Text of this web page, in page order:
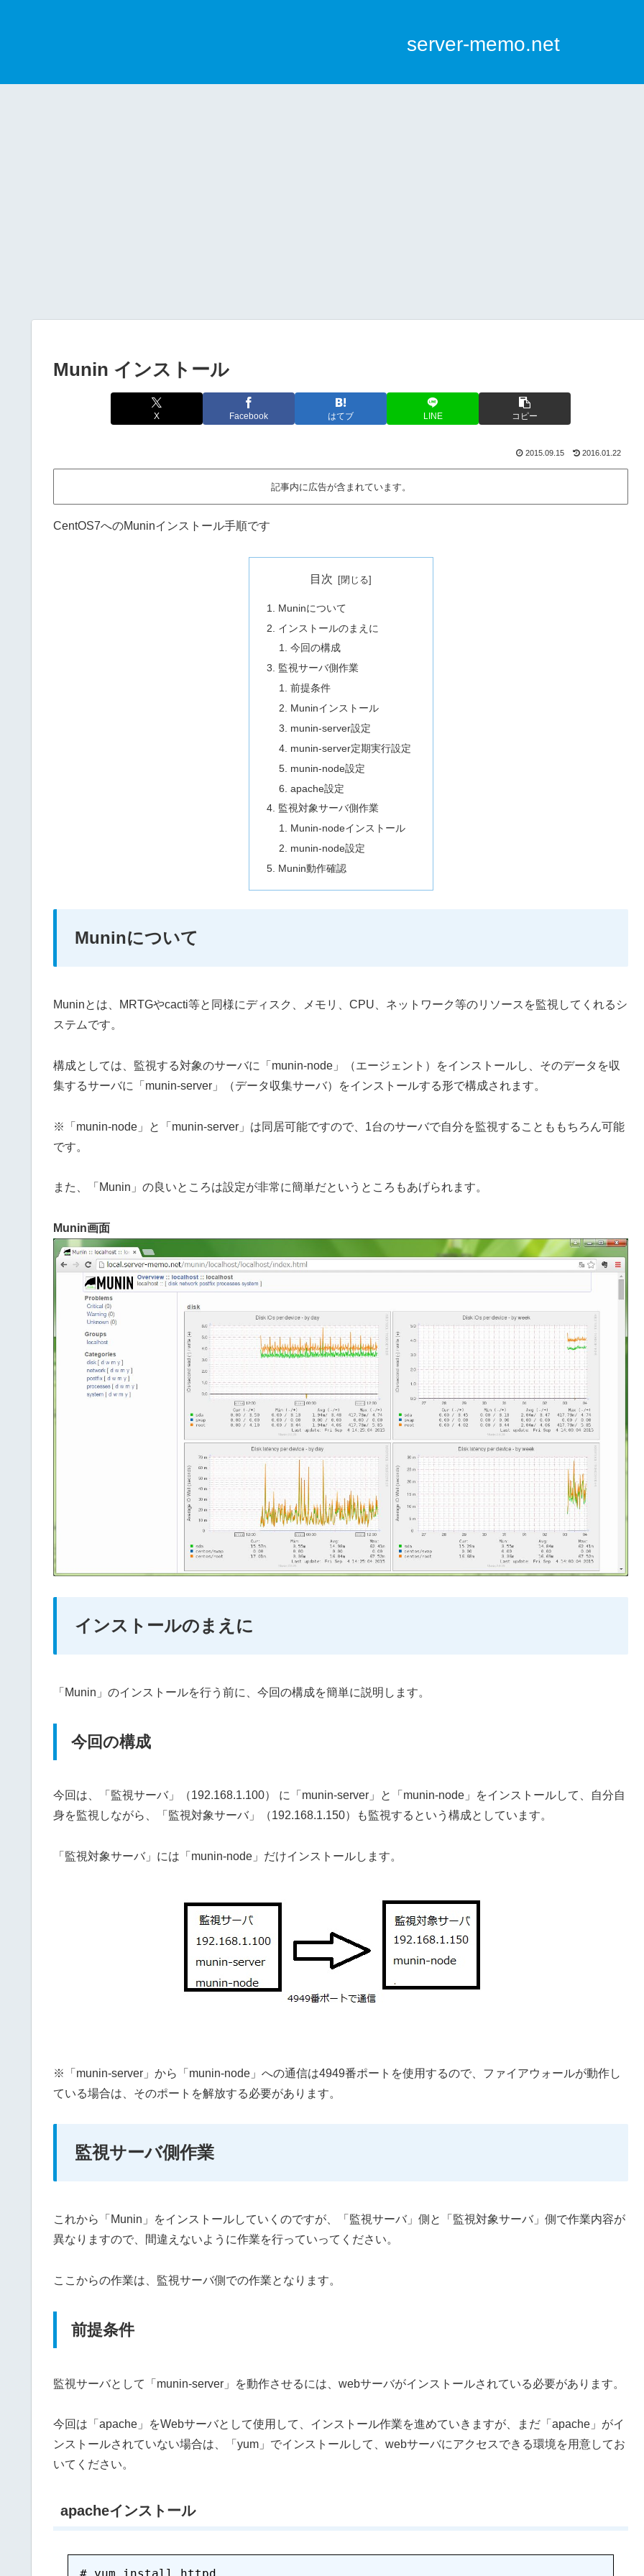
server-memo.net
Munin インストール
X Facebook はてブ LINE コピー
2015.09.15 2016.01.22
記事内に広告が含まれています。
CentOS7へのMuninインストール手順です
目次
Muninについて
インストールのまえに
今回の構成
監視サーバ側作業
前提条件
Muninインストール
munin-server設定
munin-server定期実行設定
munin-node設定
apache設定
監視対象サーバ側作業
Munin-nodeインストール
munin-node設定
Munin動作確認
Muninについて
Muninとは、MRTGやcacti等と同様にディスク、メモリ、CPU、ネットワーク等のリソースを監視してくれるシ
ステムです。
構成としては、監視する対象のサーバに「munin-node」（エージェント）をインストールし、そのデータを収
集するサーバに「munin-server」（データ収集サーバ）をインストールする形で構成されます。
※「munin-node」と「munin-server」は同居可能ですので、1台のサーバで自分を監視することももちろん可能
です。
また、「Munin」の良いところは設定が非常に簡単だというところもあげられます。
Munin画面
インストールのまえに
「Munin」のインストールを行う前に、今回の構成を簡単に説明します。
今回の構成
今回は、「監視サーバ」（192.168.1.100） に「munin-server」と「munin-node」をインストールして、自分自
身を監視しながら、「監視対象サーバ」（192.168.1.150）も監視するという構成としています。
「監視対象サーバ」には「munin-node」だけインストールします。
※「munin-server」から「munin-node」への通信は4949番ポートを使用するので、ファイアウォールが動作し
ている場合は、そのポートを解放する必要があります。
監視サーバ側作業
これから「Munin」をインストールしていくのですが、「監視サーバ」側と「監視対象サーバ」側で作業内容が
異なりますので、間違えないように作業を行っていってください。
ここからの作業は、監視サーバ側での作業となります。
前提条件
監視サーバとして「munin-server」を動作させるには、webサーバがインストールされている必要があります。
今回は「apache」をWebサーバとして使用して、インストール作業を進めていきますが、まだ「apache」がイ
ンストールされていない場合は、「yum」でインストールして、webサーバにアクセスできる環境を用意してお
いてください。
apacheインストール